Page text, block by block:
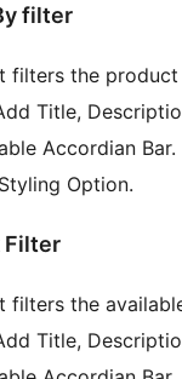
filter
filters the
Title,
Accordian Bar.
Option.
Filter
filters the
Title,